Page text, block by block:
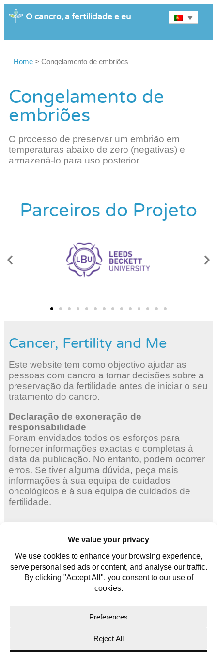
O cancro, a fertilidade e eu
Home > Congelamento de embriões
Congelamento de
embriões
O processo de preservar um embrião em
temperaturas abaixo de zero (negativas) e
armazená-lo para uso posterior.
Parceiros do Projeto
Cancer, Fertility and Me
Este website tem como objectivo ajudar as
pessoas com cancro a tomar decisões sobre a
preservação da fertilidade antes de iniciar o seu
tratamento do cancro.
Declaração de exoneração de
responsabilidade
Foram envidados todos os esforços para
fornecer informações exactas e completas à
data da publicação. No entanto, podem ocorrer
erros. Se tiver alguma dúvida, peça mais
informações à sua equipa de cuidados
oncológicos e à sua equipa de cuidados de
fertilidade.
Homens jovens
Contate-nos
Copyright © 2026. All rights reserved.